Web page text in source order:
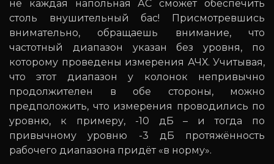
не каждая напольная АС сможет обеспечить
столь внушительный бас! Присмотревшись
внимательно, обращаешь внимание, что
частотный диапазон указан без уровня, по
которому проведены измерения АЧХ. Учитывая,
что этот диапазон у колонок непривычно
продолжителен в обе стороны, можно
предположить, что измерения проводились по
уровню, к примеру, -10 дБ – и тогда по
привычному уровню -3 дБ протяжённость
рабочего диапазона придёт «в норму».